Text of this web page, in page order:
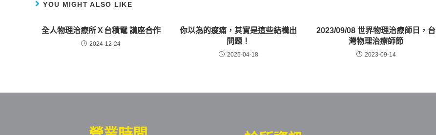
YOU MIGHT ALSO LIKE
全人物理治療所Ｘ台積電 講座合作
2024-12-24
你以為的痠痛，其實是這些結構出
問題！
2025-04-18
2023/09/08 世界物理治療師日，台
灣物理治療師節
2023-09-14